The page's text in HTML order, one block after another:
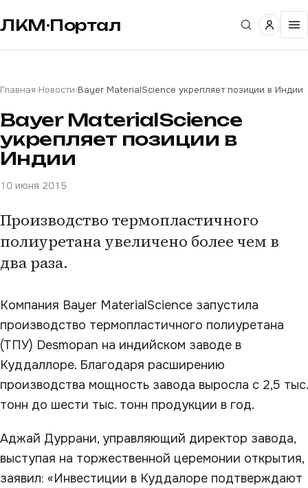
ЛКМ·Портал
Главная›Новости›Bayer MaterialScience укрепляет позиции в Индии
Bayer MaterialScience
укрепляет позиции в
Индии
10 июня 2015
Производство термопластичного
полиуретана увеличено более чем в
два раза.
Компания Bayer MaterialScience запустила
производство термопластичного полиуретана
(ТПУ) Desmopan на индийском заводе в
Куддаллоре. Благодаря расширению
производства мощность завода выросла с 2,5 тыс.
тонн до шести тыс. тонн продукции в год.
Аджай Дуррани, управляющий директор завода,
выступая на торжественной церемонии открытия,
заявил: «Инвестиции в Куддалоре подтверждают